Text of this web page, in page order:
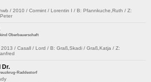
/ 2010 / Cormint / Lorentin I / B: Pfannkuche,Ruth / Z:
Oberbauerschaft
/ Casall / Lord / B: Graß,Skadi / Graß,Katja / Z:
Dr.
Raddestorf